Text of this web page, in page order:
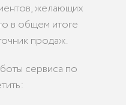
желающих
в общем итоге
продаж.
сервиса по